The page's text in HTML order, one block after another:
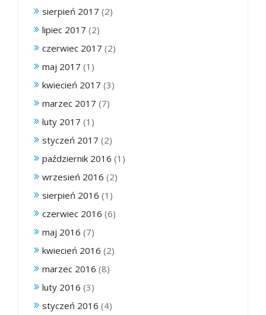
sierpień 2017 (2)
lipiec 2017 (2)
czerwiec 2017 (2)
maj 2017 (1)
kwiecień 2017 (3)
marzec 2017 (7)
luty 2017 (1)
styczeń 2017 (2)
październik 2016 (1)
wrzesień 2016 (2)
sierpień 2016 (1)
czerwiec 2016 (6)
maj 2016 (7)
kwiecień 2016 (2)
marzec 2016 (8)
luty 2016 (3)
styczeń 2016 (4)